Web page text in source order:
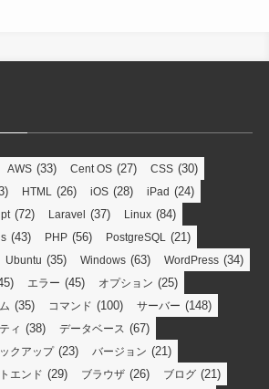
AWS (33) Cent OS (27) CSS (30)
HTML (26) iOS (28) iPad (24)
(72) Laravel (37) Linux (84)
(43) PHP (56) PostgreSQL (21)
Ubuntu (35) Windows (63) WordPress (34)
エラー (45) オプション (25)
(35) コマンド (100) サーバー (148)
ィ (38) データベース (67)
クアップ(23) バージョン (21)
エンド (29) ブラウザ (26) ブログ (21)